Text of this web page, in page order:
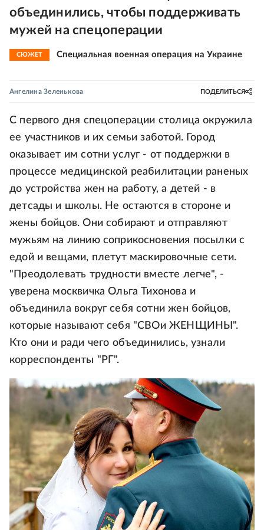
объединились, чтобы поддерживать
мужей на спецоперации
СЮЖЕТ Специальная военная операция на Украине
Ангелина Зеленькова ПОДЕЛИТЬСЯ
С первого дня спецоперации столица окружила
ее участников и их семьи заботой. Город
оказывает им сотни услуг - от поддержки в
процессе медицинской реабилитации раненых
до устройства жен на работу, а детей - в
детсады и школы. Не остаются в стороне и
жены бойцов. Они собирают и отправляют
мужьям на линию соприкосновения посылки с
едой и вещами, плетут маскировочные сети.
"Преодолевать трудности вместе легче", -
уверена москвичка Ольга Тихонова и
объединила вокруг себя сотни жен бойцов,
которые называют себя "СВОи ЖЕНЩИНЫ".
Кто они и ради чего объединились, узнали
корреспонденты "РГ".